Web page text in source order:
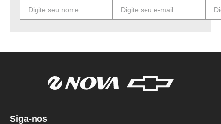
Siga-nos